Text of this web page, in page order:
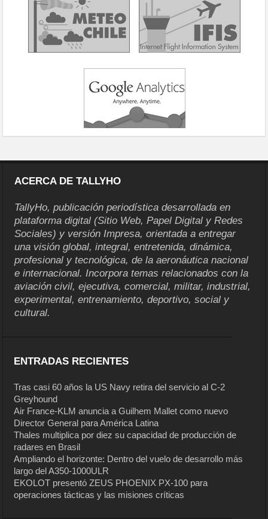
ACERCA DE TALLYHO
TallyHo, publicación periodística desarrollada en
plataforma digital (Sitio Web, Papel Digital y Redes
Sociales) y versión Impresa, orientada a entregar
una visión global, integral, entretenida, dinámica,
profesional y tecnológica, de la aeronáutica nacional
e internacional. Incorpora temas relacionados con la
aviación civil, ejecutiva, comercial, militar, industrial,
experimental, entrenamiento, deportivo, social y
cultural.
ENTRADAS RECIENTES
Tras casi 60 años la US Navy retira del servicio al C-2
Greyhound
Air France-KLM anuncia a Guilhem Mallet como nuevo
Director General para América Latina
Thales multiplica por diez su capacidad de producción de
radares en Brasil
Ampliando el horizonte: Dentro del vuelo de desarrollo más
largo del A350-1000ULR
EKOLOT presentó ZEUS PHOENIX PX-100 para
operaciones tácticas y las misiones críticas